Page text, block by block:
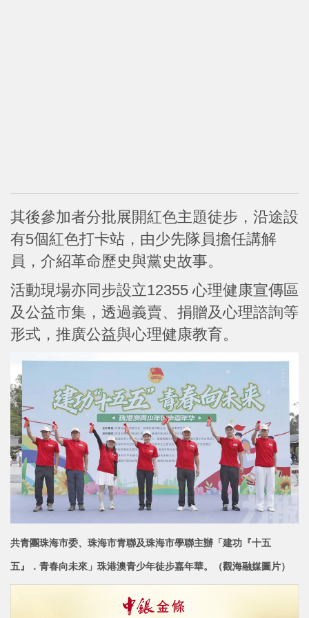
其後參加者分批展開紅色主題徒步，沿途設
有5個紅色打卡站，由少先隊員擔任講解
員，介紹革命歷史與黨史故事。
活動現場亦同步設立12355 心理健康宣傳區
及公益市集，透過義賣、捐贈及心理諮詢等
形式，推廣公益與心理健康教育。
共青團珠海市委、珠海市青聯及珠海市學聯主辦「建功『十五
五』．青春向未來」珠港澳青少年徒步嘉年華。（觀海融媒圖片）